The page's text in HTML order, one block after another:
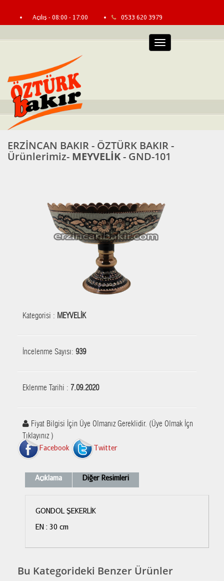
Açılış - 08:00 - 17:00 0533 620 3979
info@erzincanbakir.com Bayi Girişi
Menü
ERZİNCAN BAKIR - ÖZTÜRK BAKIR -
Ürünlerimiz- MEYVELİK- GND-101
Kategorisi : MEYVELİK
İncelenme Sayısı: 939
Eklenme Tarihi : 7.09.2020
Fiyat Bilgisi İçin Üye Olmanız Gereklidir. (Üye Olmak İçn
Tıklayınız )
Facebook Twitter
Açıklama Diğer Resimleri
GONDOL ŞEKERLİK
EN : 30 cm
Bu Kategorideki Benzer Ürünler